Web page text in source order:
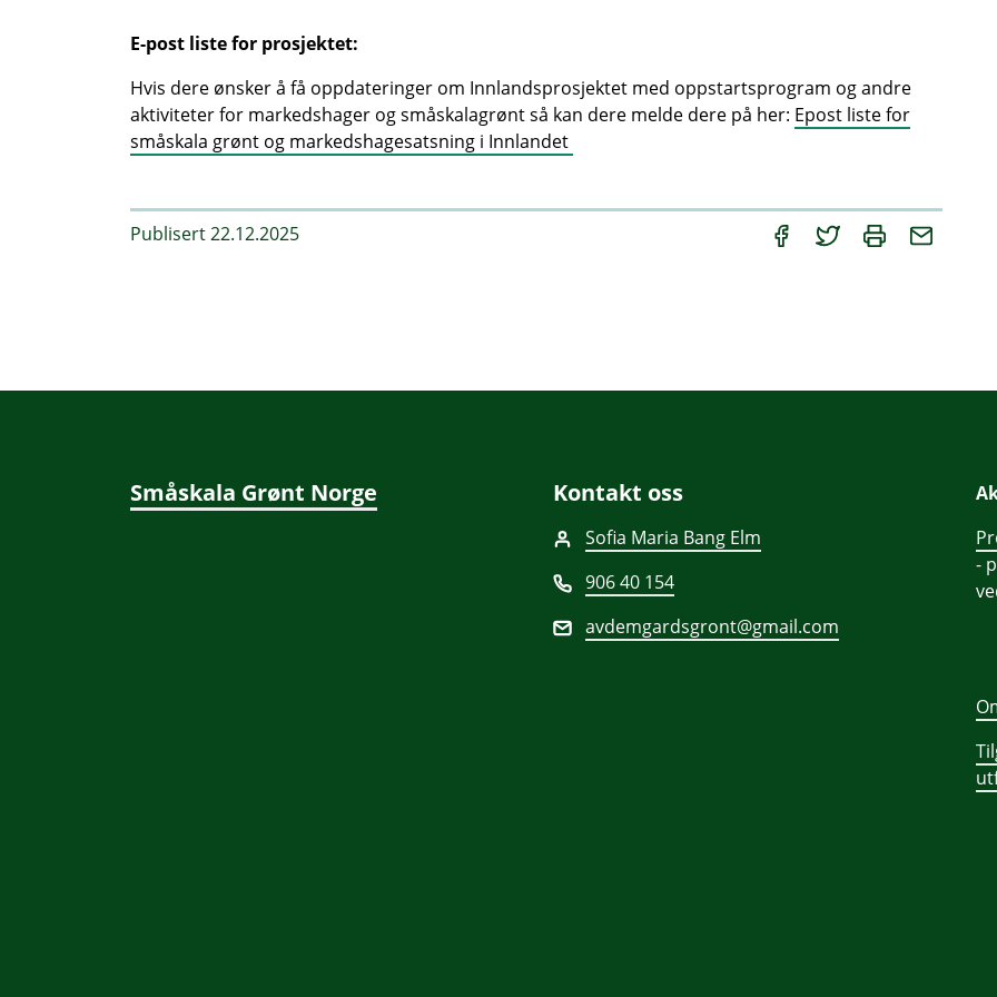
E-post liste for prosjektet:
Hvis dere ønsker å få oppdateringer om Innlandsprosjektet med oppstartsprogram og andre
aktiviteter for markedshager og småskalagrønt så kan dere melde dere på her: Epost liste for
småskala grønt og markedshagesatsning i Innlandet
Publisert 22.12.2025
Småskala Grønt Norge Kontakt oss
Sofia Maria Bang Elm
906 40 154
avdemgardsgront@gmail.com
-